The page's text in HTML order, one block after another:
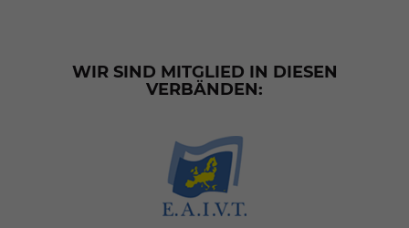
WIR SIND MITGLIED IN DIESEN
VERBÄNDEN: